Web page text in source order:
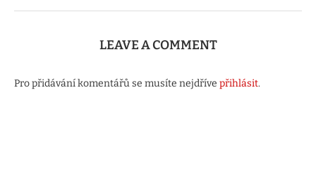
LEAVE A COMMENT
Pro přidávání komentářů se musíte nejdříve přihlásit.